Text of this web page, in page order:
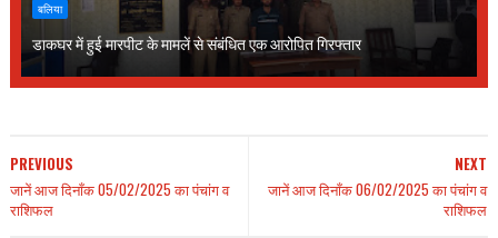
बलिया
डाकघर में हुई मारपीट के मामलें से संबंधित एक आरोपित गिरफ्तार
NEXT
जानें आज दिनाँक 06/02/2025 का पंचांग व
राशिफल
PREVIOUS
जानें आज दिनाँक 05/02/2025 का पंचांग व
राशिफल